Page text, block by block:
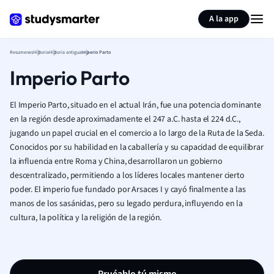
A la app
ResumenesHistoriaHistoria antiguaImperio Parto
Imperio Parto
El Imperio Parto, situado en el actual Irán, fue una potencia dominante
en la región desde aproximadamente el 247 a.C. hasta el 224 d.C.,
jugando un papel crucial en el comercio a lo largo de la Ruta de la Seda.
Conocidos por su habilidad en la caballería y su capacidad de equilibrar
la influencia entre Roma y China, desarrollaron un gobierno
descentralizado, permitiendo a los líderes locales mantener cierto
poder. El imperio fue fundado por Arsaces I y cayó finalmente a las
manos de los sasánidas, pero su legado perdura, influyendo en la
cultura, la política y la religión de la región.
Resumir página